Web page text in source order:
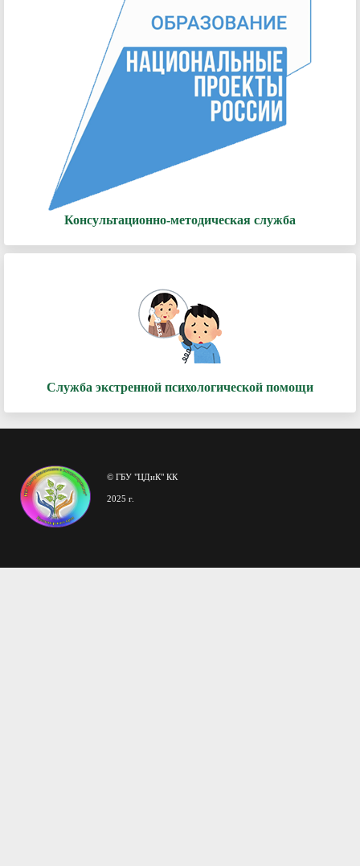
Консультационно-методическая служба
Служба экстренной психологической помощи
© ГБУ "ЦДиК" КК
2025 г.